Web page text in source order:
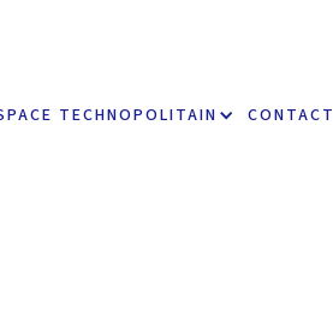
TECHNOPOLITAIN CONTACT